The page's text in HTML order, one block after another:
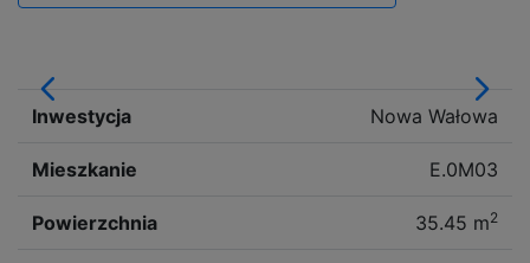
Inwestycja Nowa Wałowa
Mieszkanie E.0M03
Powierzchnia 35.45 m2